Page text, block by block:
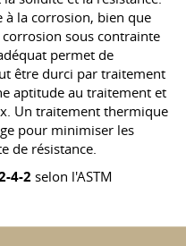
à la corrosion, bien que
sous contrainte
permet de
être durci par traitement
aptitude au traitement et
Un traitement thermique
pour minimiser les
de résistance.
4-2 selon l'ASTM